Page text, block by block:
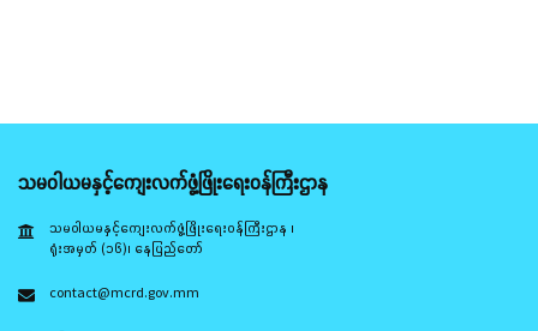
သမဝါယမနှင့်ကျေးလက်ဖွံ့ဖြိုးရေးဝန်ကြီးဌာန
သမဝါယမနှင့်ကျေးလက်ဖွံ့ဖြိုးရေးဝန်ကြီးဌာန ၊
ရုံးအမှတ် (၁၆)၊ နေပြည်တော်
contact@mcrd.gov.mm